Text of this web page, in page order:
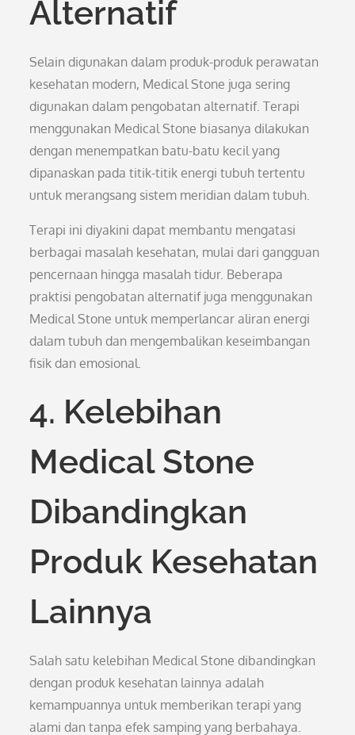
Alternatif
Selain digunakan dalam produk-produk perawatan
kesehatan modern, Medical Stone juga sering
digunakan dalam pengobatan alternatif. Terapi
menggunakan Medical Stone biasanya dilakukan
dengan menempatkan batu-batu kecil yang
dipanaskan pada titik-titik energi tubuh tertentu
untuk merangsang sistem meridian dalam tubuh.
Terapi ini diyakini dapat membantu mengatasi
berbagai masalah kesehatan, mulai dari gangguan
pencernaan hingga masalah tidur. Beberapa
praktisi pengobatan alternatif juga menggunakan
Medical Stone untuk memperlancar aliran energi
dalam tubuh dan mengembalikan keseimbangan
fisik dan emosional.
4. Kelebihan
Medical Stone
Dibandingkan
Produk Kesehatan
Lainnya
Salah satu kelebihan Medical Stone dibandingkan
dengan produk kesehatan lainnya adalah
kemampuannya untuk memberikan terapi yang
alami dan tanpa efek samping yang berbahaya.